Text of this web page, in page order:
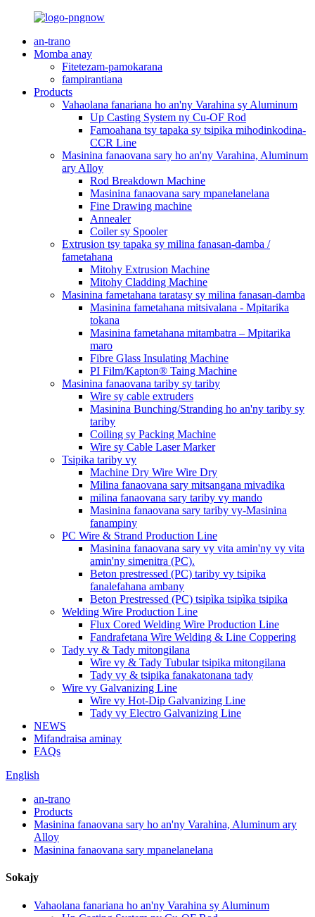
an-trano
Momba anay
Fitetezam-pamokarana
fampirantiana
Products
Vahaolana fanariana ho an'ny Varahina sy Aluminum
Up Casting System ny Cu-OF Rod
Famoahana tsy tapaka sy tsipika mihodinkodina-
CCR Line
Masinina fanaovana sary ho an'ny Varahina, Aluminum
ary Alloy
Rod Breakdown Machine
Masinina fanaovana sary mpanelanelana
Fine Drawing machine
Annealer
Coiler sy Spooler
Extrusion tsy tapaka sy milina fanasan-damba /
fametahana
Mitohy Extrusion Machine
Mitohy Cladding Machine
Masinina fametahana taratasy sy milina fanasan-damba
Masinina fametahana mitsivalana - Mpitarika
tokana
Masinina fametahana mitambatra – Mpitarika
maro
Fibre Glass Insulating Machine
PI Film/Kapton® Taing Machine
Masinina fanaovana tariby sy tariby
Wire sy cable extruders
Masinina Bunching/Stranding ho an'ny tariby sy
tariby
Coiling sy Packing Machine
Wire sy Cable Laser Marker
Tsipika tariby vy
Machine Dry Wire Wire Dry
Milina fanaovana sary mitsangana mivadika
milina fanaovana sary tariby vy mando
Masinina fanaovana sary tariby vy-Masinina
fanampiny
PC Wire & Strand Production Line
Masinina fanaovana sary vy vita amin'ny vy vita
amin'ny simenitra (PC).
Beton prestressed (PC) tariby vy tsipika
fanalefahana ambany
Beton Prestressed (PC) tsipìka tsipìka tsipika
Welding Wire Production Line
Flux Cored Welding Wire Production Line
Fandrafetana Wire Welding & Line Coppering
Tady vy & Tady mitongilana
Wire vy & Tady Tubular tsipika mitongilana
Tady vy & tsipika fanakatonana tady
Wire vy Galvanizing Line
Wire vy Hot-Dip Galvanizing Line
Tady vy Electro Galvanizing Line
NEWS
Mifandraisa aminay
FAQs
English
an-trano
Products
Masinina fanaovana sary ho an'ny Varahina, Aluminum ary
Alloy
Masinina fanaovana sary mpanelanelana
Sokajy
Vahaolana fanariana ho an'ny Varahina sy Aluminum